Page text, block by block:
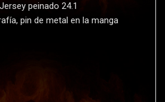
peinado 24.1
pin de metal en la manga